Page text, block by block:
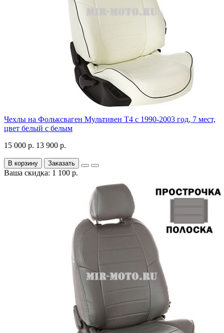
Чехлы на Фольксваген Мультивен Т4 с 1990-2003 год, 7 мест,
цвет белый с белым
15 000 р. 13 900 р.
В корзину Заказать
Ваша скидка: 1 100 р.